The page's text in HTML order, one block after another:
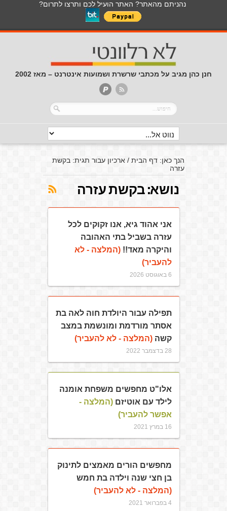
נהניתם מהאתר? האתר הועיל לכם ותרצו לתרום?
חנן כהן מגיב על מכתבי שרשרת ושמועות אינטרנט – מאז 2002
הנך כאן:דף הבית /ארכיון עבור תגית: בקשת
עזרה
נושא:בקשת עזרה
אני אהוד גיא, אנו זקוקים לכל
עזרה בשביל בתי האהובה
והיקרה מאד!!(המלצה - לא
להעביר)
6 באוגוסט 2026
תפילה עבור היולדת חוה לאה בת
אסתר מורדמת ומונשמת במצב
קשה(המלצה - לא להעביר)
28 בדצמבר 2022
אלו"ט מחפשים משפחת אומנה
לילד עם אוטיזם(המלצה -
אפשר להעביר)
16 במרץ 2021
מחפשים הורים מאמצים לתינוק
בן חצי שנה וילדה בת חמש
(המלצה - לא להעביר)
4 בפברואר 2021